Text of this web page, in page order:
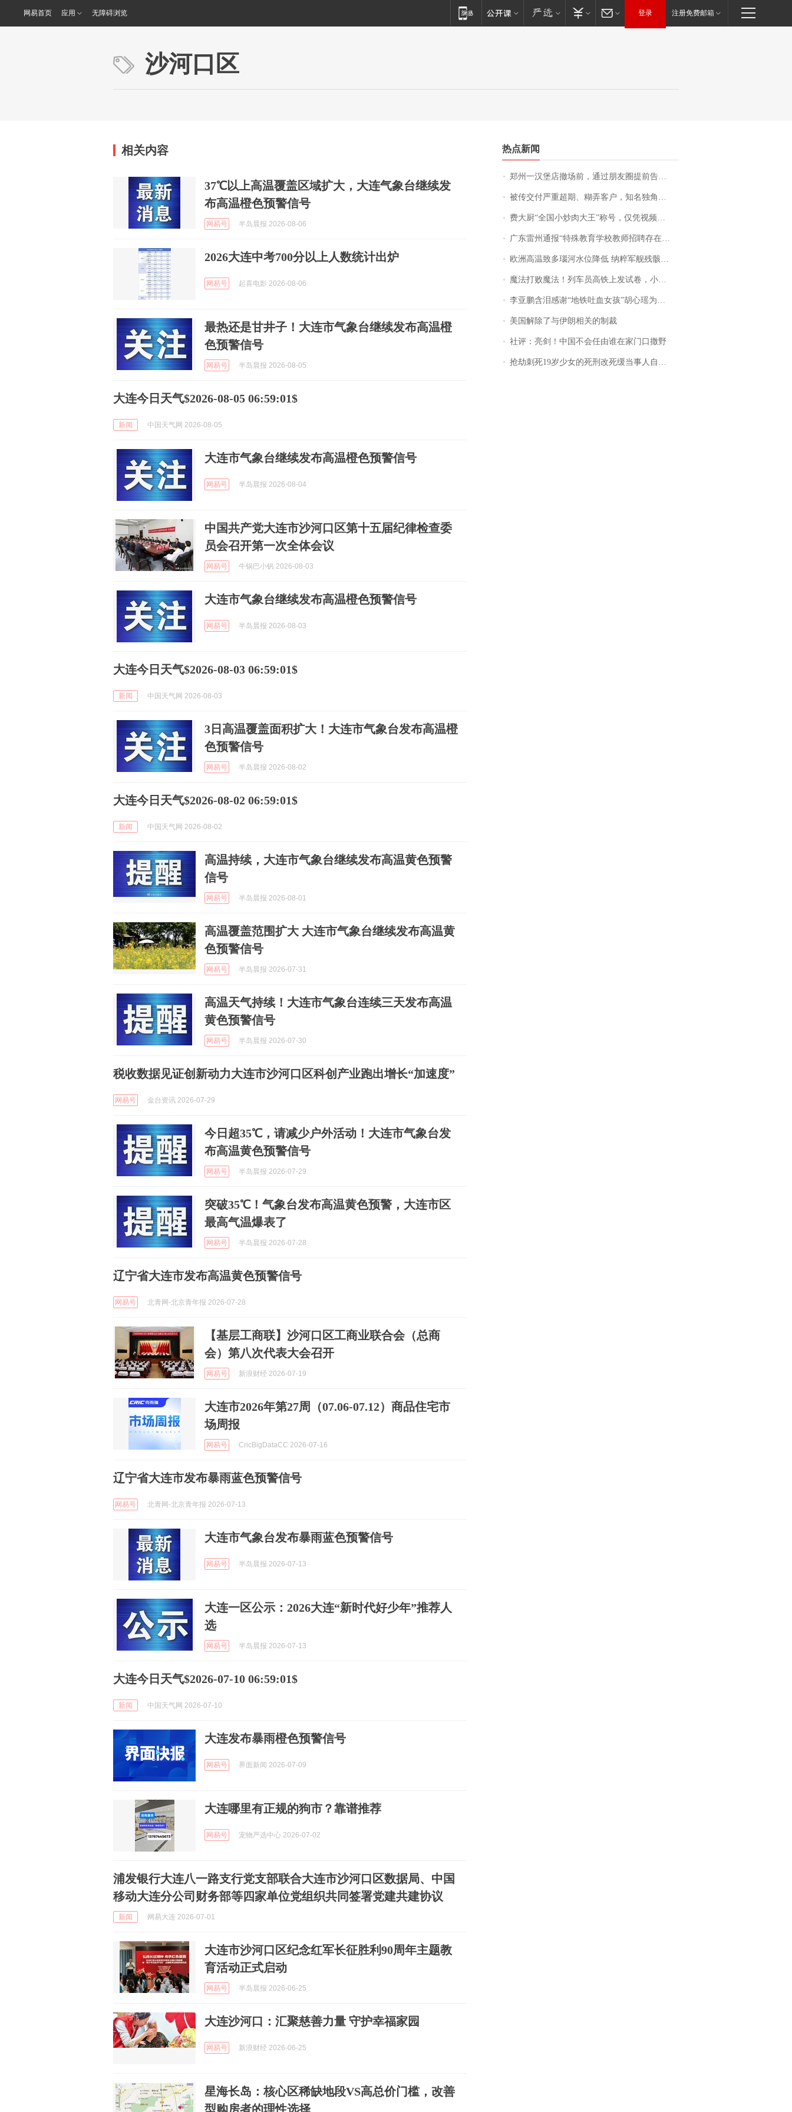
网易首页 应用 无障碍浏览 登录 注册免费邮箱
沙河口区
相关内容
37℃以上高温覆盖区域扩大，大连气象台继续发
布高温橙色预警信号
网易号 半岛晨报 2026-08-06
2026大连中考700分以上人数统计出炉
网易号 起喜电影 2026-08-06
最热还是甘井子！大连市气象台继续发布高温橙
色预警信号
网易号 半岛晨报 2026-08-05
大连今日天气$2026-08-05 06:59:01$
新闻 中国天气网 2026-08-05
大连市气象台继续发布高温橙色预警信号
网易号 半岛晨报 2026-08-04
中国共产党大连市沙河口区第十五届纪律检查委
员会召开第一次全体会议
网易号 牛锅巴小钒 2026-08-03
大连市气象台继续发布高温橙色预警信号
网易号 半岛晨报 2026-08-03
大连今日天气$2026-08-03 06:59:01$
新闻 中国天气网 2026-08-03
3日高温覆盖面积扩大！大连市气象台发布高温橙
色预警信号
网易号 半岛晨报 2026-08-02
大连今日天气$2026-08-02 06:59:01$
新闻 中国天气网 2026-08-02
高温持续，大连市气象台继续发布高温黄色预警
信号
网易号 半岛晨报 2026-08-01
高温覆盖范围扩大 大连市气象台继续发布高温黄
色预警信号
网易号 半岛晨报 2026-07-31
高温天气持续！大连市气象台连续三天发布高温
黄色预警信号
网易号 半岛晨报 2026-07-30
税收数据见证创新动力大连市沙河口区科创产业跑出增长“加速度”
网易号 金台资讯 2026-07-29
今日超35℃，请减少户外活动！大连市气象台发
布高温黄色预警信号
网易号 半岛晨报 2026-07-29
突破35℃！气象台发布高温黄色预警，大连市区
最高气温爆表了
网易号 半岛晨报 2026-07-28
辽宁省大连市发布高温黄色预警信号
网易号 北青网-北京青年报 2026-07-28
【基层工商联】沙河口区工商业联合会（总商
会）第八次代表大会召开
网易号 新浪财经 2026-07-19
大连市2026年第27周（07.06-07.12）商品住宅市
场周报
网易号 CricBigDataCC 2026-07-16
辽宁省大连市发布暴雨蓝色预警信号
网易号 北青网-北京青年报 2026-07-13
大连市气象台发布暴雨蓝色预警信号
网易号 半岛晨报 2026-07-13
大连一区公示：2026大连“新时代好少年”推荐人
选
网易号 半岛晨报 2026-07-13
大连今日天气$2026-07-10 06:59:01$
新闻 中国天气网 2026-07-10
大连发布暴雨橙色预警信号
网易号 界面新闻 2026-07-09
大连哪里有正规的狗市？靠谱推荐
网易号 宠物严选中心 2026-07-02
浦发银行大连八一路支行党支部联合大连市沙河口区数据局、中国
移动大连分公司财务部等四家单位党组织共同签署党建共建协议
新闻 网易大连 2026-07-01
大连市沙河口区纪念红军长征胜利90周年主题教
育活动正式启动
网易号 半岛晨报 2026-06-25
大连沙河口：汇聚慈善力量 守护幸福家园
网易号 新浪财经 2026-06-25
星海长岛：核心区稀缺地段VS高总价门槛，改善
型购房者的理性选择
热点新闻
郑州一汉堡店撤场前，通过朋友圈提前告知逐一退费，有顾客仅剩1元也全被退回，分文不少；顾客：言而有信，让人感动
被传交付严重超期、糊弄客户，知名独角兽车企创始人回应：都没证据，将依法采取措施，“本人长期与美国交管局保持沟通，对方表示肯定”
费大厨“全国小炒肉大王”称号，仅凭视频评出？中国烹饪协会回应
广东雷州通报“特殊教育学校教师招聘存在违规行为”：已启动问责程序 副校长被停职
欧洲高温致多瑙河水位降低 纳粹军舰残骸重见天日
魔法打败魔法！列车员高铁上发试卷，小朋友一秒静音，12306回应：列车员个人行为，不是铁路规定
李亚鹏含泪感谢“地铁吐血女孩”胡心瑶为嫣然天使捐99999元：这份捐赠太沉重，尊重其捐赠意愿，个人向胡心瑶和她的病友之家各捐赠99999元
美国解除了与伊朗相关的制裁
社评：亮剑！中国不会任由谁在家门口撒野
抢劫刺死19岁少女的死刑改死缓当事人自述：出狱11年间始终刻意躲避被害人家属